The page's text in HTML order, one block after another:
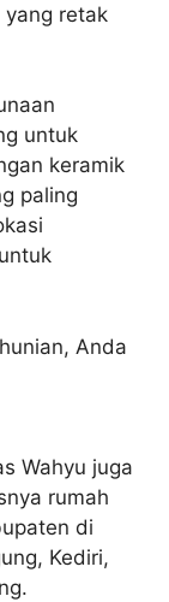
retak
untuk
keramik
paling
Anda
Wahyu juga
rumah
di
Kediri,